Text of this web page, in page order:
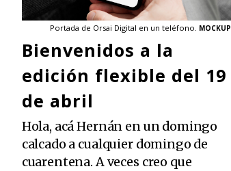
Portada de Orsai Digital en un teléfono. MOCKUP
Bienvenidos a la
edición flexible del 19
de abril
Hola, acá Hernán en un domingo
calcado a cualquier domingo de
cuarentena. A veces creo que